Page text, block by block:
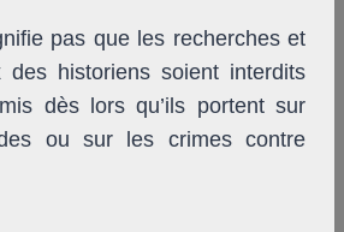
pas que les recherches et
des historiens soient interdits
dès lors qu’ils portent sur
ou sur les crimes contre